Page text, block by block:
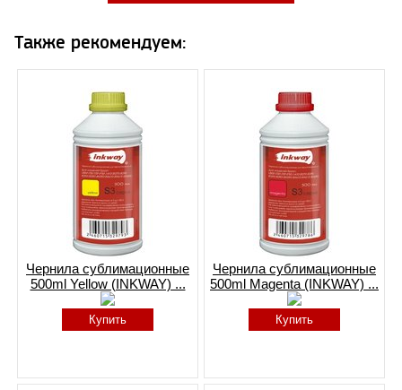
Также рекомендуем:
Чернила сублимационные
500ml Yellow (INKWAY) ...
Купить
Чернила сублимационные
500ml Magenta (INKWAY) ...
Купить